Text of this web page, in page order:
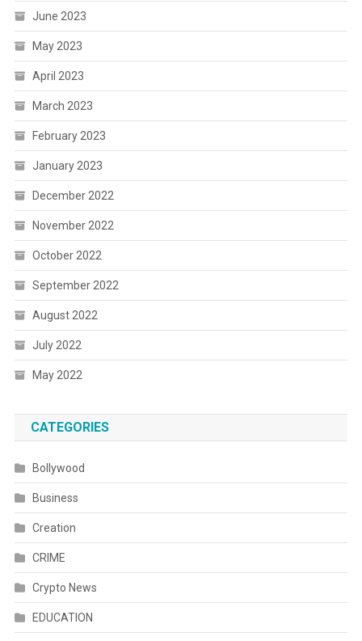
June 2023
May 2023
April 2023
March 2023
February 2023
January 2023
December 2022
November 2022
October 2022
September 2022
August 2022
July 2022
May 2022
CATEGORIES
Bollywood
Business
Creation
CRIME
Crypto News
EDUCATION